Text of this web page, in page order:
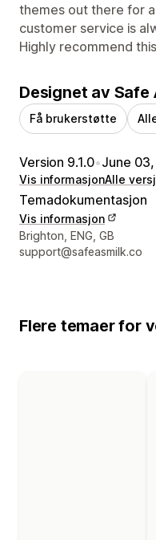
themes out there for
customer service is
Highly recommend
Designet av Safe
Få brukerstøtte
Version 9.1.0•June
Vis informasjonAlle
Temadokumentasjon
Vis informasjon
Designerens kontaktinfo
Brighton, ENG, GB
support@safeasmilk.co
Flere temaer for